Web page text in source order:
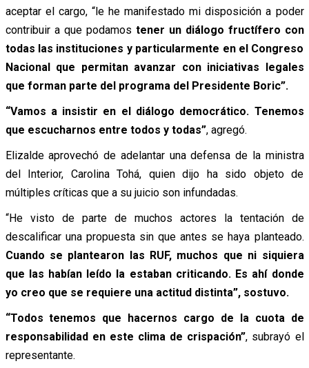
aceptar el cargo, “le he manifestado mi disposición a poder
contribuir a que podamos tener un diálogo fructífero con
todas las instituciones y particularmente en el Congreso
Nacional que permitan avanzar con iniciativas legales
que forman parte del programa del Presidente Boric”.
“Vamos a insistir en el diálogo democrático. Tenemos
que escucharnos entre todos y todas”, agregó.
Elizalde aprovechó de adelantar una defensa de la ministra
del Interior, Carolina Tohá, quien dijo ha sido objeto de
múltiples críticas que a su juicio son infundadas.
“He visto de parte de muchos actores la tentación de
descalificar una propuesta sin que antes se haya planteado.
Cuando se plantearon las RUF, muchos que ni siquiera
que las habían leído la estaban criticando. Es ahí donde
yo creo que se requiere una actitud distinta”, sostuvo.
“Todos tenemos que hacernos cargo de la cuota de
responsabilidad en este clima de crispación”, subrayó el
representante.